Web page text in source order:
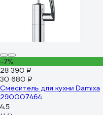
-7%
28 390 ₽
30 680 ₽
Смеситель для кухни Damixa
290007464
4.5